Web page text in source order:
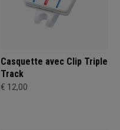
Casquette avec Clip Triple
Track
€ 12,00